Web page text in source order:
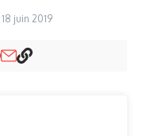
18 juin 2019